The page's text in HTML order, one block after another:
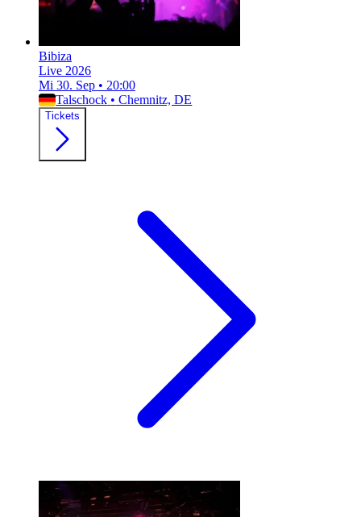
Bibiza
Live 2026
Mi 30. Sep • 20:00
Talschock • Chemnitz, DE
Tickets